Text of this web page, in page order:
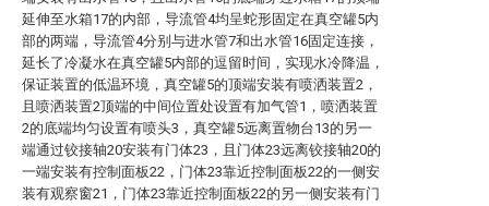
延伸至水箱17的内部，导流管4均呈蛇形固定在真空罐5内
部的两端，导流管4分别与进水管7和出水管16固定连接，
延长了冷凝水在真空罐5内部的逗留时间，实现水冷降温，
保证装置的低温环境，真空罐5的顶端安装有喷洒装置2，
且喷洒装置2顶端的中间位置处设置有加气管1，喷洒装置
2的底端均匀设置有喷头3，真空罐5远离置物台13的另一
端通过铰接轴20安装有门体23，且门体23远离铰接轴20的
一端安装有控制面板22，门体23靠近控制面板22的一侧安
装有观察窗21，门体23靠近控制面板22的另一侧安装有门